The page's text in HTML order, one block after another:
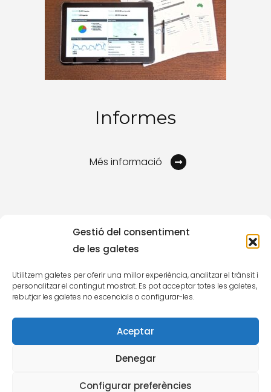
Gestió del consentiment
de les galetes
Utilitzem galetes per oferir una millor experiència, analitzar el trànsit i
personalitzar el contingut mostrat. Es pot acceptar totes les galetes,
rebutjar les galetes no escencials o configurar-les.
Aceptar
Denegar
Configurar preferències
Informes
Més informació
Institut Nacional de l'Habitatge
Política de galetes
Portal de transparència